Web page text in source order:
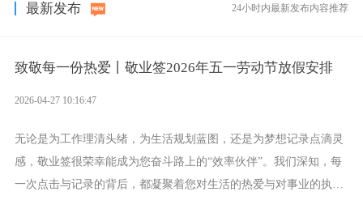
最新发布 24小时内最新发布内容推荐
致敬每一份热爱丨敬业签2026年五一劳动节放假安排
2026-04-27 10:16:47
无论是为工作理清头绪，为生活规划蓝图，还是为梦想记录点滴灵
感，敬业签很荣幸能成为您奋斗路上的“效率伙伴”。我们深知，每
一次点击与记录的背后，都凝聚着您对生活的热爱与对事业的执